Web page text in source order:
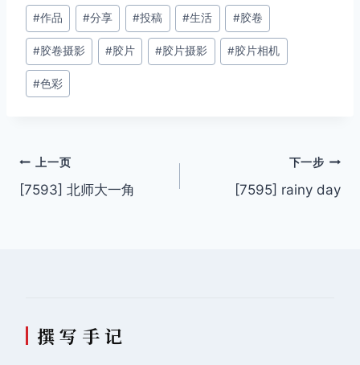
文
章
标
签：
#作品 #分享 #投稿 #生活 #胶卷
#胶卷摄影 #胶片 #胶片摄影 #胶片相机
#色彩
文
章
上一页
[7593] 北师大一角
下一步
[7595] rainy day
撰 写 手 记